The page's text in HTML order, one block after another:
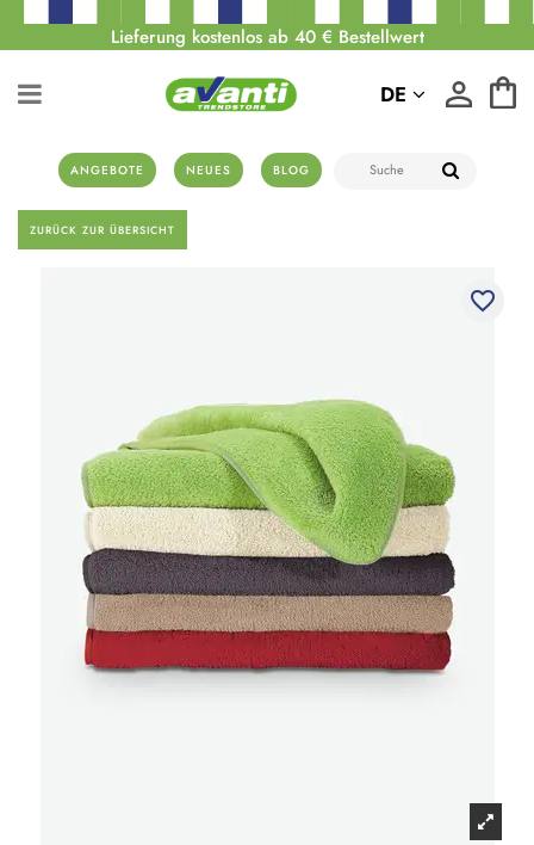
Lieferung kostenlos ab 40 € Bestellwert
ANGEBOTE NEUES BLOG
DE
ZURÜCK ZUR ÜBERSICHT
favorite_border